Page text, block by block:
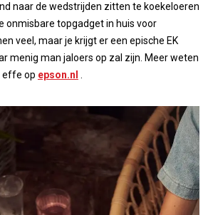
naar de wedstrijden zitten te koekeloeren
onmisbare topgadget in huis voor
veel, maar je krijgt er een epische EK
menig man jaloers op zal zijn. Meer weten
effe op epson.nl